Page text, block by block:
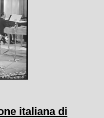
italiana di